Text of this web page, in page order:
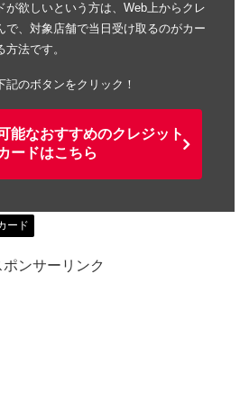
が欲しいという方は、Web上からクレ
で、対象店舗で当日受け取るのがカー
法です。
のボタンをクリック！
能なおすすめのクレジット
ードはこちら
ード
ポンサーリンク